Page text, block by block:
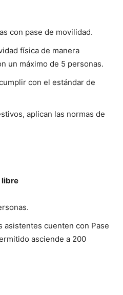
con pase de movilidad.
física de manera
un máximo de 5 personas.
con el estándar de
aplican las normas de
libre
asistentes cuenten con Pase
asciende a 200